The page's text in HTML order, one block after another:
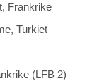
Frankrike
Turkiet
(LFB 2)